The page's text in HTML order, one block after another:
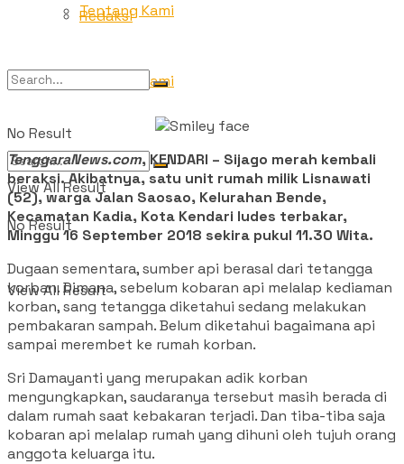
Redaksi
Tentang Kami
No Result
View All Result
Tentang Kami
No Result
View All Result
TenggaraNews.com, KENDARI – Sijago merah kembali
beraksi. Akibatnya, satu unit rumah milik Lisnawati
(52), warga Jalan Saosao, Kelurahan Bende,
Kecamatan Kadia, Kota Kendari ludes terbakar,
Minggu 16 September 2018 sekira pukul 11.30 Wita.
Dugaan sementara, sumber api berasal dari tetangga
korban. Dimana, sebelum kobaran api melalap kediaman
korban, sang tetangga diketahui sedang melakukan
pembakaran sampah. Belum diketahui bagaimana api
sampai merembet ke rumah korban.
Sri Damayanti yang merupakan adik korban
mengungkapkan, saudaranya tersebut masih berada di
dalam rumah saat kebakaran terjadi. Dan tiba-tiba saja
kobaran api melalap rumah yang dihuni oleh tujuh orang
anggota keluarga itu.